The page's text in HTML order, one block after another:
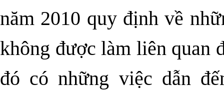
năm 2010 quy định về
không được làm liên quan
đó có những việc dẫn